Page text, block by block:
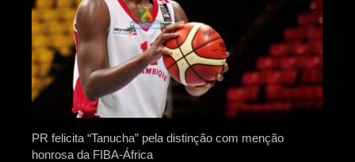
PR felicita “Tanucha” pela distinção com menção
honrosa da FIBA-África